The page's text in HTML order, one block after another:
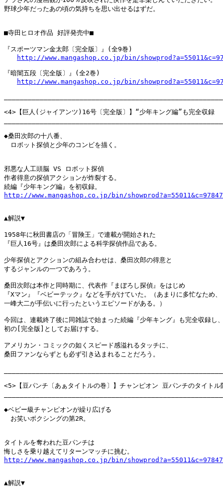
野球少年だったあの頃の気持ちを思い出せるはずだ。
■寺田ヒロオ作品 好評発売中■
『スポーツマン金太郎〔完全版〕』(全9巻)
http://www.mangashop.co.jp/bin/
『暗闇五段〔完全版〕』(全2巻)
http://www.mangashop.co.jp/bin/
<4>【巨人(ジャイアンツ)16号〔完全版〕】“少年キング編”も完全収録
◆桑田次郎の十八番、
ロボット探偵と少年のコンビを描く。
邪悪な人工頭脳 VS ロボット探偵
作者得意の探偵アクションが炸裂する。
http://www.mangashop.co.jp/bin/
▲解説▼
1958年に秋田書店の「冒険王」で連載が開始された
『巨人16号』は桑田次郎による科学探偵作品である。
少年探偵とアクションの組み合わせは、桑田次郎の得意と
するジャンルの一つであろう。
桑田次郎は本作と同時期に、代表作『まぼろし探偵』をはじめ
『Xマン』『ベビーテック』などを手がけていた。（あまりに多忙なため、
一峰大二が手伝いに行ったというエピソードがある。）
今回は、連載終了後に同雑誌で始まった続編『少年キング』も完全収録し
初の[完全版]としてお届けする。
アメリカン・コミックの如くスピード感溢れるタッチに、
桑田ファンならずとも必ず引き込まれることだろう。
<5>【豆パンチ〔あぁタイトルの巻〕】チャンピオン 豆パンチのタイトル
◆ベビー級チャンピオンが繰り広げる
お笑いボクシングの第2R。
タイトルを奪われた豆パンチは
http://www.mangashop.co.jp/bin/
▲解説▼